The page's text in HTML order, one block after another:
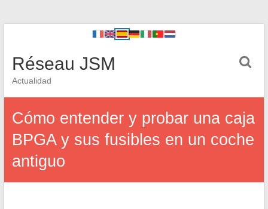
Réseau JSM
Actualidad
Cómo entender y probar una caja
BPGA y sus fusibles en un coche
antiguo